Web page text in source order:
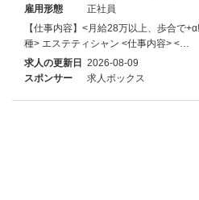
雇用形態
正社員
【仕事内容】<月給28万以上、歩合で
種> エステティシャン <仕事内容> <…
求人の更新日 2026-08-09
スポンサー
求人ボックス